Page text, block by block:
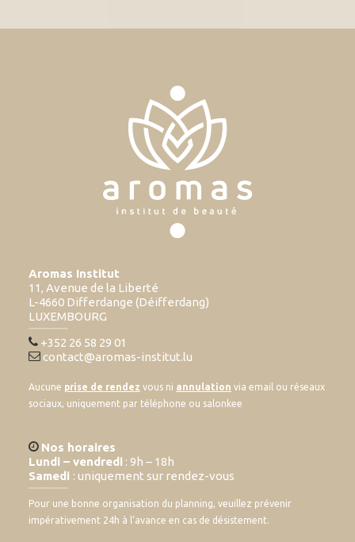
Aromas Institut
11, Avenue de la Liberté
L-4660 Differdange (Déifferdang)
LUXEMBOURG
+352 26 58 29 01
contact@aromas-institut.lu
Aucune prise de rendez vous ni annulation via email ou réseaux
sociaux, uniquement par téléphone ou salonkee
Nos horaires
Lundi – vendredi : 9h – 18h
Samedi : uniquement sur rendez-vous
Pour une bonne organisation du planning, veuillez prévenir
impérativement 24h à l’avance en cas de désistement.